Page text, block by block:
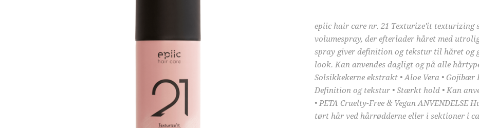
epiic hair care nr. 21 Texturize'it texturizing
volumespray, der efterlader håret med
spray giver definition og tekstur til håret og
look. Kan anvendes dagligt og på alle
Solsikkekerne ekstrakt • Aloe Vera • Gojibær
Definition og tekstur • Stærkt hold • Kan
• PETA Cruelty-Free & Vegan
tørt hår ved hårrødderne eller i sektioner i